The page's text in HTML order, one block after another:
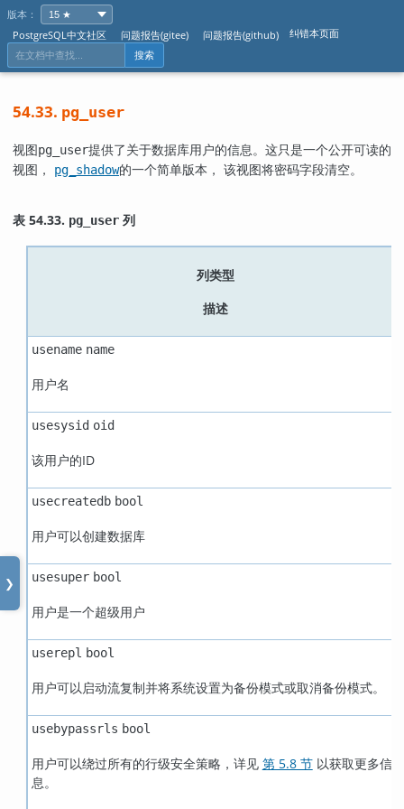
版本：
PostgreSQL中文社区
问题报告(gitee) 问题报告(github) 纠错本页面
搜索
❯
54.33. pg_user
视图pg_user提供了关于数据库用户的信息。这只是一个公开可读的
视图，
pg_shadow的一个简单版本， 该视图将密码字段清空。
表 54.33. pg_user 列
列类型
描述
usename name
用户名
usesysid oid
该用户的ID
usecreatedb bool
用户可以创建数据库
usesuper bool
用户是一个超级用户
userepl bool
用户可以启动流复制并将系统设置为备份模式或取消备份模式。
usebypassrls bool
用户可以绕过所有的行级安全策略，详见 第 5.8 节以获取更多信
息。